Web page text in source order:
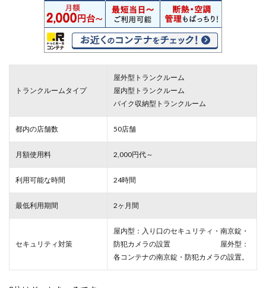
トランクルームタイプ
屋外型トランクルーム
屋内型トランクルーム
バイク収納型トランクルーム
都内の店舗数 50店舗
月額使用料 2,000円代～
利用可能な時間 24時間
最低利用期間 2ヶ月間
セキュリティ対策
屋内型：入り口のセキュリティ・南京錠・
防犯カメラの設置 屋外型：
各コンテナの南京錠・防犯カメラの設置。